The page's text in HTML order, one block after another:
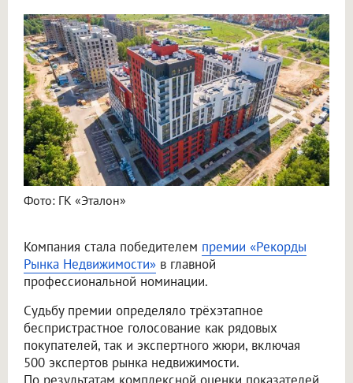
Фото: ГК «Эталон»
Компания стала победителем премии «Рекорды
Рынка Недвижимости» в главной
профессиональной номинации.
Судьбу премии определяло трёхэтапное
беспристрастное голосование как рядовых
покупателей, так и экспертного жюри, включая
500 экспертов рынка недвижимости.